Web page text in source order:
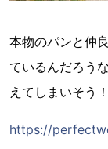
本物のパンと仲
ているんだろう
えてしまいそう！
https://